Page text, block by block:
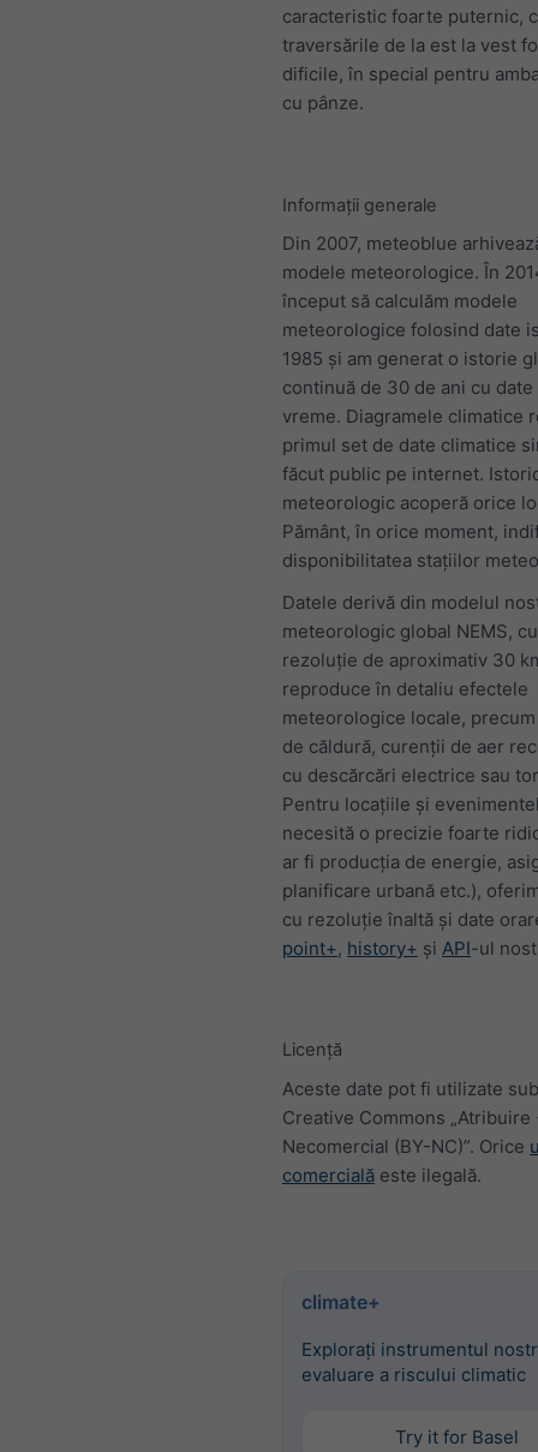
caracteristic foarte puternic,
traversările de la est la vest
dificile, în special pentru
cu pânze.
Informații generale
Din 2007, meteoblue
modele meteorologice. În
început să calculăm modele
meteorologice folosind date
1985 și am generat o istorie
continuă de 30 de ani cu
vreme. Diagramele climatice
primul set de date climatice
făcut public pe internet.
meteorologic acoperă orice
Pământ, în orice moment,
disponibilitatea stațiilor
Datele derivă din modelul
meteorologic global NEMS,
rezoluție de aproximativ 30
reproduce în detaliu efectele
meteorologice locale,
de căldură, curenții de aer
cu descărcări electrice sau
Pentru locațiile și
necesită o precizie foarte
ar fi producția de energie,
planificare urbană etc.),
cu rezoluție înaltă și date
point+, history+ și API-ul
Licență
Aceste date pot fi utilizate
Creative Commons „Atribuire
Necomercial (BY-NC)”. Orice
comercială este ilegală.
climate+
Explorați instrumentul
evaluare a riscului climatic
Try it for Basel